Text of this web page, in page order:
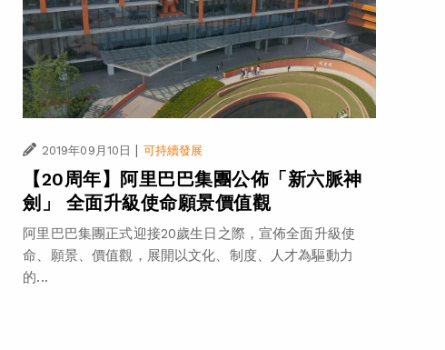
2019年09月10日 可持續發展
【20周年】阿里巴巴集團公佈「新六脈神
劍」 全面升級使命願景價值觀
阿里巴巴集團正式迎接20歲生日之際，宣佈全面升級使
命、願景、價值觀，展開以文化、制度、人才為驅動力
的...